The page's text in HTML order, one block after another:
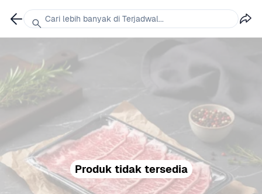
Produk tidak tersedia
Cari lebih banyak di Terjadwal...